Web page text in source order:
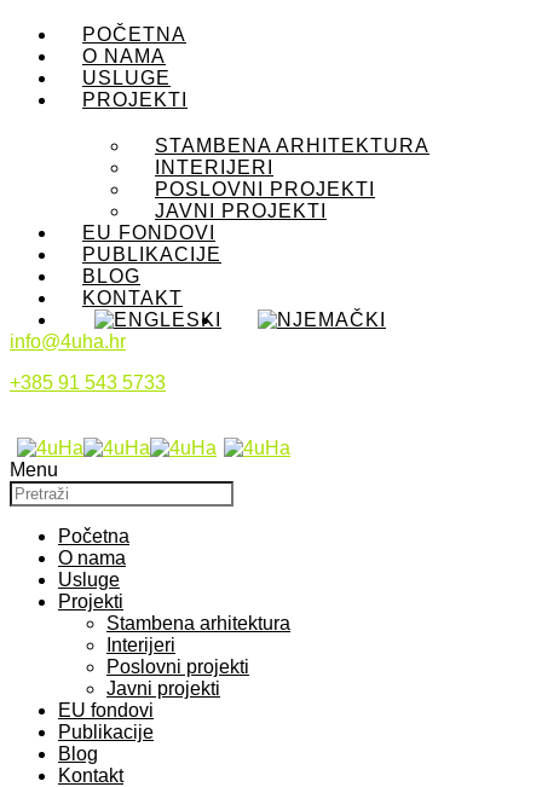
POČETNA
O NAMA
USLUGE
PROJEKTI
STAMBENA ARHITEKTURA
INTERIJERI
POSLOVNI PROJEKTI
JAVNI PROJEKTI
EU FONDOVI
PUBLIKACIJE
BLOG
KONTAKT
info@4uha.hr
+385 91 543 5733
Menu
Početna
O nama
Usluge
Projekti
Stambena arhitektura
Interijeri
Poslovni projekti
Javni projekti
EU fondovi
Publikacije
Blog
Kontakt